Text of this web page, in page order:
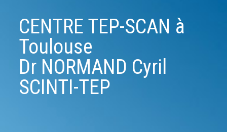
CENTRE TEP-SCAN à
Toulouse
Dr NORMAND Cyril
SCINTI-TEP